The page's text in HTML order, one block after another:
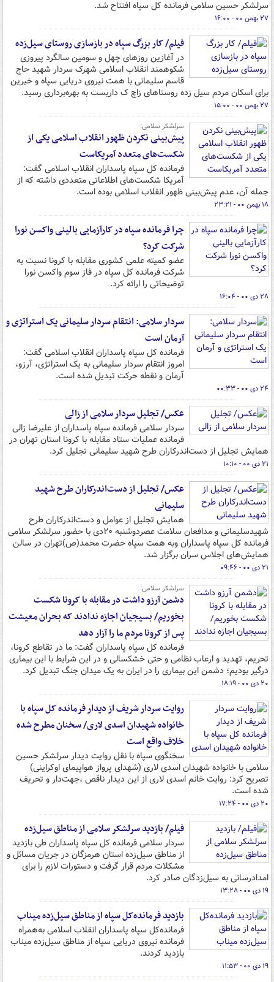
سرلشکر حسین سلامی فرمانده کل سپاه افتتاح شد.
۲۷ بهمن ۰۰ - ۱۶:۰۰
فیلم/ کار بزرگ سپاه در بازسازی روستای سیل‌زده
در آغازین روزهای چهل و سومین سالگرد پیروزی
شکوهمند انقلاب اسلامی شهرک سردار شهید حاج
قاسم سلیمانی با همت نیروی دریایی سپاه و خیرین
برای اسکان مردم سیل زده روستاهای زاچ ک داربست به بهره‌برداری رسید.
۲۷ بهمن ۰۰ - ۱۵:۰۰
سرلشکر سلامی:
پیش‌بینی نکردن ظهور انقلاب اسلامی یکی از
شکست‌های متعدد آمریکاست
فرمانده کل سپاه پاسداران انقلاب اسلامی گفت:
آمریکا شکست‌های اطلاعاتی متعددی داشته که از
جمله آن، عدم پیش‌بینی ظهور انقلاب اسلامی بوده است.
۱۸ بهمن ۰۰ - ۲۳:۲۱
چرا فرمانده سپاه در کارآزمایی بالینی واکسن نورا
شرکت کرد؟
عضو کمیته علمی کشوری مقابله با کرونا نسبت به
شرکت فرمانده کل سپاه در فاز سوم واکسن نورا
توضیحاتی را ارائه کرد.
۲۸ دی ۰۰ - ۱۶:۰۴
سردار سلامی: انتقام سردار سلیمانی یک استراتژی و
آرمان است
فرمانده کل سپاه پاسداران انقلاب اسلامی گفت:
امروز انتقام سردار سلیمانی به یک استراتژی،‌ آرزو،
آرمان و نقطه حرکت تبدیل شده است.
۲۴ دی ۰۰ - ۰۰:۳۳
عکس/ تجلیل سردار سلامی از زالی
سردار سلامی فرمانده سپاه پاسداران از علیرضا زالی
فرمانده عملیات ستاد مقابله با کرونا استان تهران در
همایش تجلیل از دست‌اندرکاران طرح شهید سلیمانی تجلیل کرد.
۲۱ دی ۰۰ - ۱۰:۱۰
عکس/ تجلیل از دست‌اندرکاران طرح شهید
سلیمانی
همایش تجلیل از عوامل و دست‌اندرکاران طرح
شهیدسلیمانی و مدافعان سلامت عصردوشنبه ۲۰دی با حضور سرلشکر سلامی
فرمانده کل سپاه پاسداران وبه همت سپاه حضرت محمد(ص)تهران در سالن
همایش‌های اجلاس سران برگزار شد.
۲۱ دی ۰۰ - ۰۹:۴۶
سرلشکر سلامی:
دشمن آرزو داشت در مقابله با کرونا شکست
بخوریم/ بسیجیان اجازه ندادند که بحران معیشت
پس از کرونا مردم ما را آزار دهد
فرمانده کل سپاه پاسداران گفت: ما در تقاطع کرونا،
تحریم، تهدید و ارعاب نظامی و حتی خشکسالی و در این شرایط با این بیماری
درگیر بودیم؛ دشمن این بیماری را در ایران به یک میدان جنگ تبدیل کرد.
۲۰ دی ۰۰ - ۱۸:۱۹
روایت سردار شریف از دیدار فرمانده کل سپاه با
خانواده شهیدان اسدی لاری/ سخنان مطرح شده
خلاف واقع است
سخنگوی سپاه با نقل روایت دیدار سرلشکر حسین
سلامی با خانواده شهیدان اسدی لاری (شهدای پرواز هواپیمای اوکراینی)
تصریح کرد: روایت خانم اسدی لاری از این دیدار ناقص ،جهت‌دار و تحریف
شده است.
۲۰ دی ۰۰ - ۱۷:۲۴
فیلم/ بازدید سرلشکر سلامی از مناطق سیل‌زده
سردار سلامی فرمانده کل سپاه پاسداران طی بازدید
از مناطق سیل‌زده استان هرمزگان در جریان مسائل و
مشکلات مردم قرار گرفت و دستورات لازم را برای
امدادرسانی به سیل‌زدگان صادر کرد.
۱۹ دی ۰۰ - ۱۳:۲۸
بازدید فرمانده‌کل سپاه از مناطق سیل‌زده میناب
فرمانده‌کل سپاه پاسداران انقلاب اسلامی به‌همراه
فرمانده نیروی دریایی سپاه از مناطق سیل‌زده میناب
بازدید کردند.
۱۹ دی ۰۰ - ۱۱:۵۳